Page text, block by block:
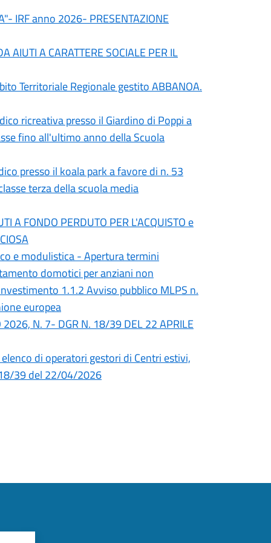
IRF anno 2026- PRESENTAZIONE
AIUTI A CARATTERE SOCIALE PER IL
Territoriale Regionale gestito ABBANOA.
ricreativa presso il Giardino di Poppi a
fino all'ultimo anno della Scuola
presso il koala park a favore di n. 53
terza della scuola media
A FONDO PERDUTO PER L'ACQUISTO e
e modulistica - Apertura termini
domotici per anziani non
1.1.2 Avviso pubblico MLPS n.
europea
N. 7- DGR N. 18/39 DEL 22 APRILE
di operatori gestori di Centri estivi,
39 del 22/04/2026